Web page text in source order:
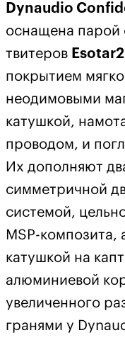
Dynaudio
оснащена
твитеров Esotar2
покрытием
неодимовыми
катушкой,
проводом, и
Их дополняют
симметричной
системой,
MSP-композита,
катушкой на
алюминиевой
увеличенного
гранями у